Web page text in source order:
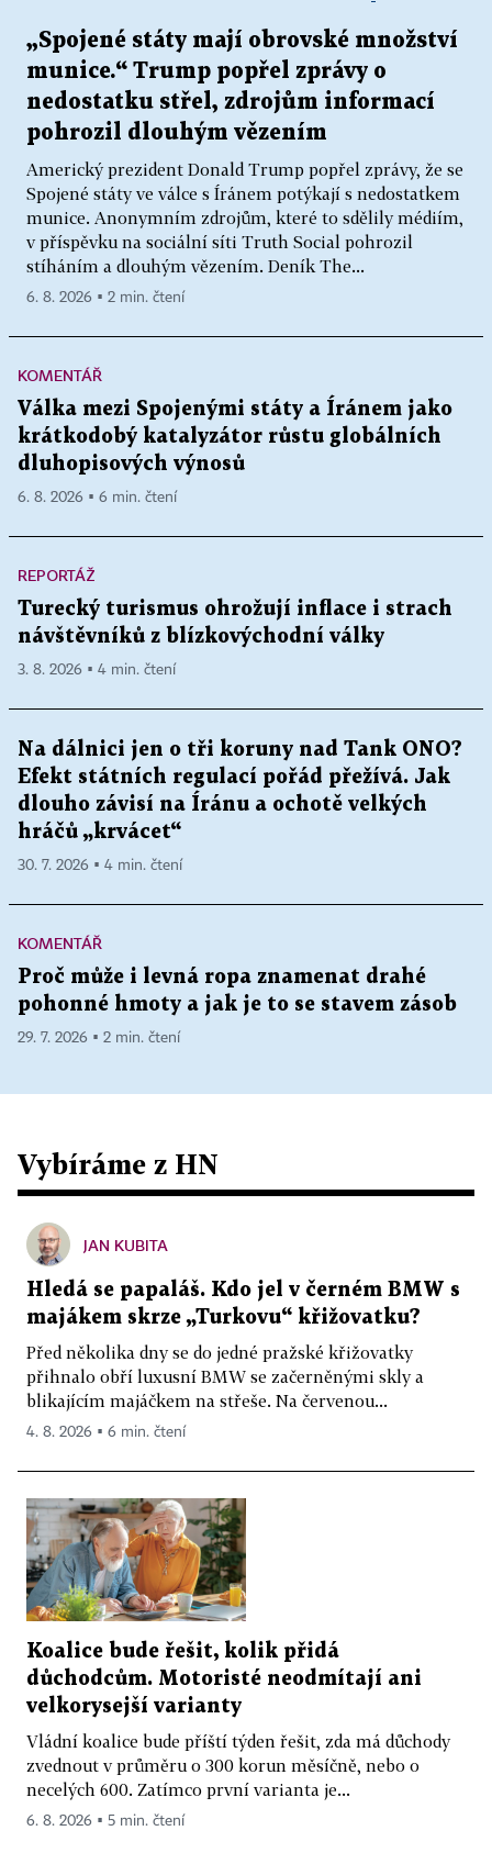
„Spojené státy mají obrovské množství
munice.“ Trump popřel zprávy o
nedostatku střel, zdrojům informací
pohrozil dlouhým vězením
Americký prezident Donald Trump popřel zprávy, že se
Spojené státy ve válce s Íránem potýkají s nedostatkem
munice. Anonymním zdrojům, které to sdělily médiím,
v příspěvku na sociální síti Truth Social pohrozil
stíháním a dlouhým vězením. Deník The...
6. 8. 2026 ▪ 2 min. čtení
KOMENTÁŘ
Válka mezi Spojenými státy a Íránem jako
krátkodobý katalyzátor růstu globálních
dluhopisových výnosů
6. 8. 2026 ▪ 6 min. čtení
REPORTÁŽ
Turecký turismus ohrožují inflace i strach
návštěvníků z blízkovýchodní války
3. 8. 2026 ▪ 4 min. čtení
Na dálnici jen o tři koruny nad Tank ONO?
Efekt státních regulací pořád přežívá. Jak
dlouho závisí na Íránu a ochotě velkých
hráčů „krvácet“
30. 7. 2026 ▪ 4 min. čtení
KOMENTÁŘ
Proč může i levná ropa znamenat drahé
pohonné hmoty a jak je to se stavem zásob
29. 7. 2026 ▪ 2 min. čtení
Vybíráme z HN
JAN KUBITA
Hledá se papaláš. Kdo jel v černém BMW s
majákem skrze „Turkovu“ křižovatku?
Před několika dny se do jedné pražské křižovatky
přihnalo obří luxusní BMW se začerněnými skly a
blikajícím majáčkem na střeše. Na červenou...
4. 8. 2026 ▪ 6 min. čtení
Koalice bude řešit, kolik přidá
důchodcům. Motoristé neodmítají ani
velkorysejší varianty
Vládní koalice bude příští týden řešit, zda má důchody
zvednout v průměru o 300 korun měsíčně, nebo o
necelých 600. Zatímco první varianta je...
6. 8. 2026 ▪ 5 min. čtení